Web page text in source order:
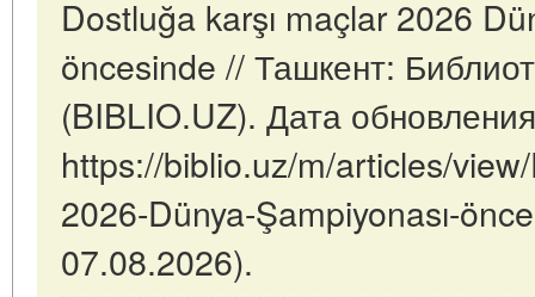
Dostluğa karşı maçlar 2026
öncesinde // Ташкент:
(BIBLIO.UZ). Дата
https://biblio.uz/m/articles/
2026-Dünya-Şampiyonası-
07.08.2026).